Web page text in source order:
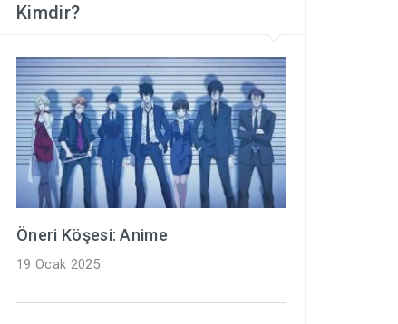
Kimdir?
Öneri Köşesi: Anime
19 Ocak 2025